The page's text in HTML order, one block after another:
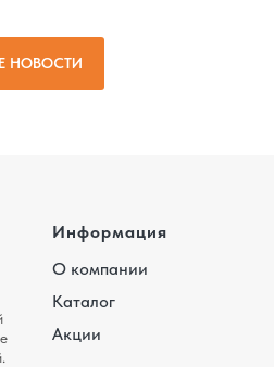
НОВОСТИ
Информация
О компании
Каталог
Акции